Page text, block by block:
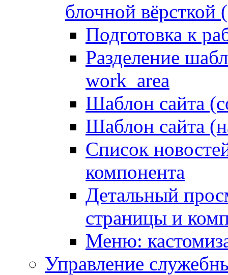
блочной вёрсткой
Подготовка к
Разделение
work_area
Шаблон сайта
Шаблон сайта
Список
компонента
Детальный
страницы и
Меню:
Управление